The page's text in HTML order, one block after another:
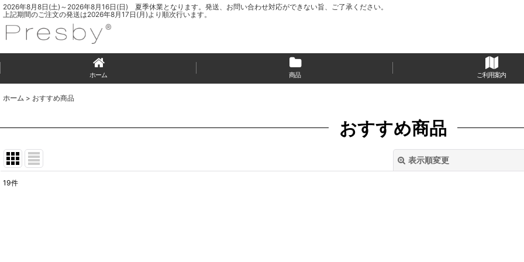
2026年8月8日(土)～2026年8月16日(日) 夏季休業となります。発送、お問い合わせ対応ができない旨、ご了承ください。
上記期間のご注文の発送は2026年8月17日(月)より順次行います。
ホーム 商品 ご利用案内
ホーム > おすすめ商品
おすすめ商品
表示順変更
19件